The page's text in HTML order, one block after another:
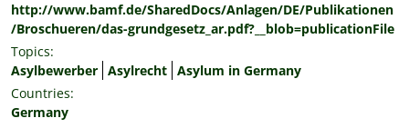
http://www.bamf.de/SharedDocs/Anlagen/DE/Publikationen
/Broschueren/das-grundgesetz_ar.pdf?__blob=publicationFile
Topics:
Asylbewerber Asylrecht Asylum in Germany
Countries:
Germany